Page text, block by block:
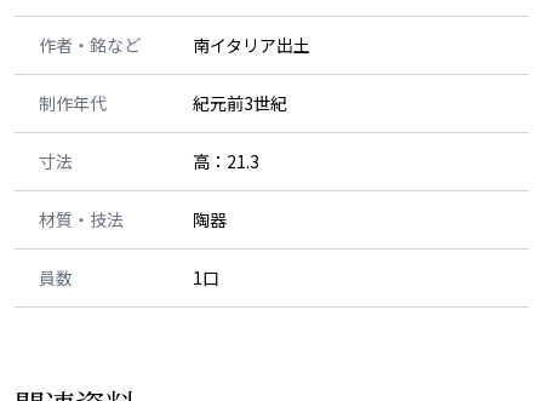
作者・銘など 南イタリア出土
制作年代 紀元前3世紀
寸法 高：21.3
材質・技法 陶器
員数 1口